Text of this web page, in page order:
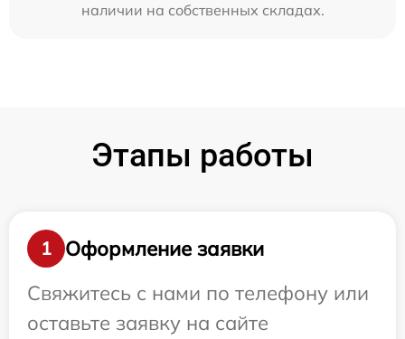
наличии на собственных складах.
Этапы работы
1
Оформление заявки
Свяжитесь с нами по телефону или
оставьте заявку на сайте